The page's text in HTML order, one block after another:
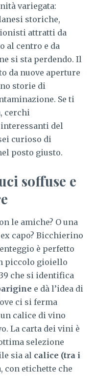
variegata:
storiche,
attratti da
al centro e da
si sta perdendo. Il
da nuove aperture
storie di
Se ti
cerchi
del
curioso di
posto giusto.
soffuse e
le amiche? O una
capo? Bicchierino
è perfetto
piccolo gioiello
che si identifica
e dà l’idea di
ci si ferma
calice di vino
La carta dei vini è
selezione
sia al calice (tra i
con etichette che